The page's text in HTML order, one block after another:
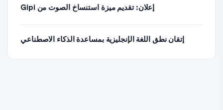
إعلان: تقديم ميزة استنساخ الصوت من Gipi
إتقان نطق اللغة الإنجليزية بمساعدة الذكاء الاصطناعي